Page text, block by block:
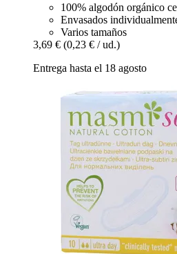
100% algodón orgánico
Envasados
Varios tamaños
3,69 € (0,23 € / ud.)
Entrega hasta el 18 agosto